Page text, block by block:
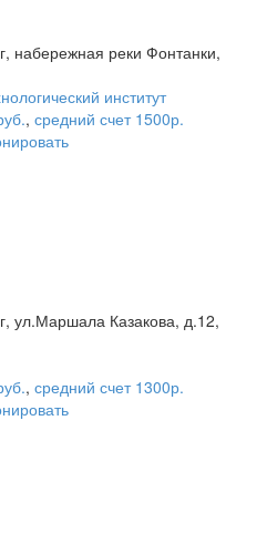
набережная реки Фонтанки,
институт
, средний счет 1500р.
ул.Маршала Казакова, д.12,
, средний счет 1300р.